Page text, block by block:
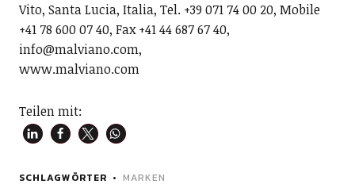
Vito, Santa Lucia, Italia, Tel. +39 071 74 00 20, Mobile
+41 78 600 07 40, Fax +41 44 687 67 40,
info@malviano.com,
www.malviano.com
Teilen mit:
SCHLAGWÖRTER MARKEN